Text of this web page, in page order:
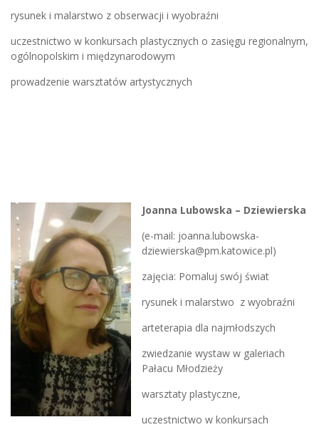
rysunek i malarstwo z obserwacji i wyobraźni
uczestnictwo w konkursach plastycznych o zasięgu regionalnym,
ogólnopolskim i międzynarodowym
prowadzenie warsztatów artystycznych
Joanna Lubowska – Dziewierska
(e-mail: joanna.lubowska-
dziewierska@pm.katowice.pl)
zajęcia: Pomaluj swój świat
rysunek i malarstwo z wyobraźni
arteterapia dla najmłodszych
zwiedzanie wystaw w galeriach
Pałacu Młodzieży
warsztaty plastyczne,
uczestnictwo w konkursach